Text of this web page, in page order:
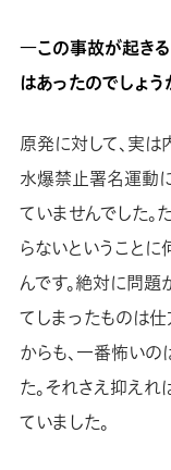
―この事故が起きる
はあったのでしょう
原発に対して、実
水爆禁止署名運動
ていませんでした。
らないということ
んです。絶対に問題
てしまったものは仕
からも、一番怖い
た。それさえ抑え
ていました。